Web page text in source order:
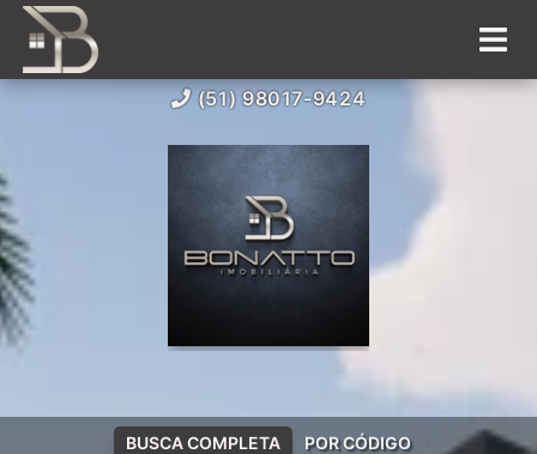
(51) 98017-9424
BUSCA COMPLETA POR CÓDIGO